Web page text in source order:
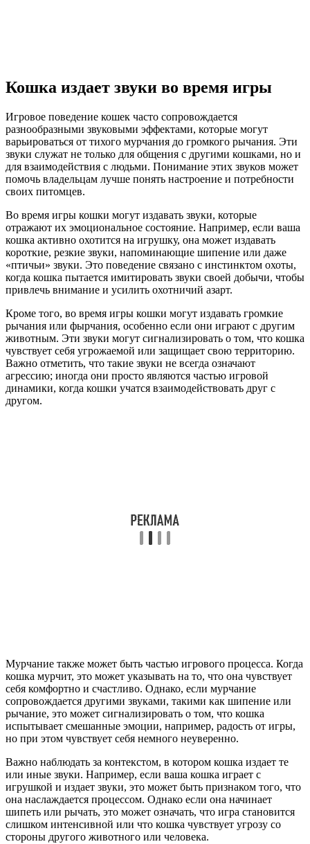
Кошка издает звуки во время игры
Игровое поведение кошек часто сопровождается
разнообразными звуковыми эффектами, которые могут
варьироваться от тихого мурчания до громкого рычания. Эти
звуки служат не только для общения с другими кошками, но и
для взаимодействия с людьми. Понимание этих звуков может
помочь владельцам лучше понять настроение и потребности
своих питомцев.
Во время игры кошки могут издавать звуки, которые
отражают их эмоциональное состояние. Например, если ваша
кошка активно охотится на игрушку, она может издавать
короткие, резкие звуки, напоминающие шипение или даже
«птичьи» звуки. Это поведение связано с инстинктом охоты,
когда кошка пытается имитировать звуки своей добычи, чтобы
привлечь внимание и усилить охотничий азарт.
Кроме того, во время игры кошки могут издавать громкие
рычания или фырчания, особенно если они играют с другим
животным. Эти звуки могут сигнализировать о том, что кошка
чувствует себя угрожаемой или защищает свою территорию.
Важно отметить, что такие звуки не всегда означают
агрессию; иногда они просто являются частью игровой
динамики, когда кошки учатся взаимодействовать друг с
другом.
Мурчание также может быть частью игрового процесса. Когда
кошка мурчит, это может указывать на то, что она чувствует
себя комфортно и счастливо. Однако, если мурчание
сопровождается другими звуками, такими как шипение или
рычание, это может сигнализировать о том, что кошка
испытывает смешанные эмоции, например, радость от игры,
но при этом чувствует себя немного неуверенно.
Важно наблюдать за контекстом, в котором кошка издает те
или иные звуки. Например, если ваша кошка играет с
игрушкой и издает звуки, это может быть признаком того, что
она наслаждается процессом. Однако если она начинает
шипеть или рычать, это может означать, что игра становится
слишком интенсивной или что кошка чувствует угрозу со
стороны другого животного или человека.